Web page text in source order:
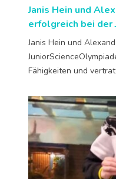
Janis Hein und
erfolgreich bei der
Janis Hein und
Fähigkeiten und